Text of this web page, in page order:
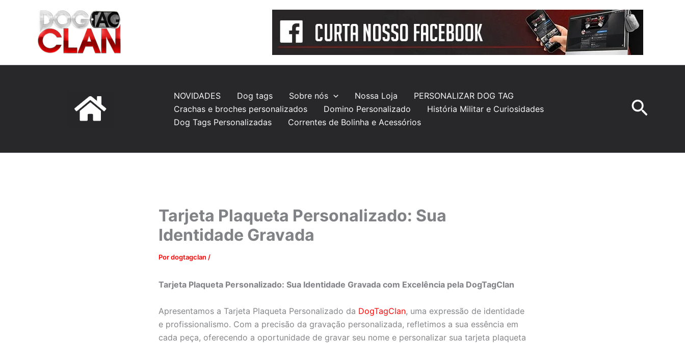
NOVIDADES Dog tags Sobre nós Nossa Loja
PERSONALIZAR DOG TAG
Crachas e broches personalizados
Domino Personalizado
História Militar e Curiosidades
Dog Tags Personalizadas
Correntes de Bolinha e Acessórios
Tarjeta Plaqueta Personalizado: Sua
Identidade Gravada
Pordogtagclan /
Tarjeta Plaqueta Personalizado: Sua Identidade Gravada com Excelência pela DogTagClan
Apresentamos a Tarjeta Plaqueta Personalizado da DogTagClan, uma expressão de identidade
e profissionalismo. Com a precisão da gravação personalizada, refletimos a sua essência em
cada peça, oferecendo a oportunidade de gravar seu nome e personalizar sua tarjeta plaqueta